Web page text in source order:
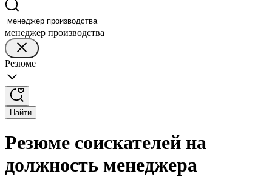
менеджер производства
Резюме
Найти
Резюме соискателей на
должность менеджера